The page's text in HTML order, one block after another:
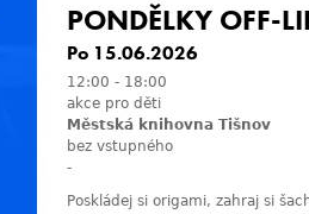
PONDĚLKY OFF-
Po 15.06.2026
12:00 - 18:00
akce pro děti
Městská knihovna Tišnov
bez vstupného
-
Poskládej si origami, zahraj si